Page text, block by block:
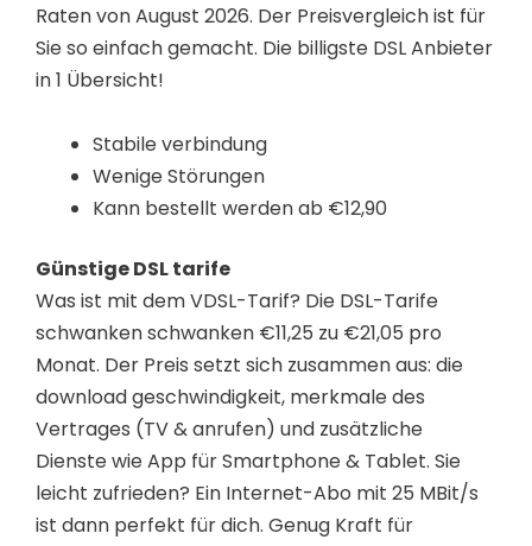
Raten von August 2026. Der Preisvergleich ist für
Sie so einfach gemacht. Die billigste DSL Anbieter
in 1 Übersicht!
Stabile verbindung
Wenige Störungen
Kann bestellt werden ab €12,90
Günstige DSL tarife
Was ist mit dem VDSL-Tarif? Die DSL-Tarife
schwanken schwanken €11,25 zu €21,05 pro
Monat. Der Preis setzt sich zusammen aus: die
download geschwindigkeit, merkmale des
Vertrages (TV & anrufen) und zusätzliche
Dienste wie App für Smartphone & Tablet. Sie
leicht zufrieden? Ein Internet-Abo mit 25 MBit/s
ist dann perfekt für dich. Genug Kraft für